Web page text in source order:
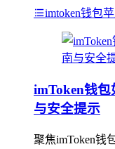
imtoken钱包
imToken钱
与安全提示
聚焦imToken钱